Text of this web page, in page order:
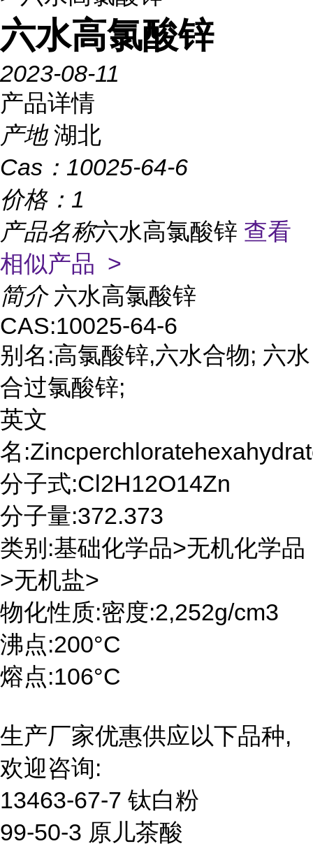
六水高氯酸锌
2023-08-11
产品详情
产地 湖北
Cas： 10025-64-6
价格： 1
产品名称六水高氯酸锌 查看
相似产品 >
简介 六水高氯酸锌
CAS:10025-64-6
别名:高氯酸锌,六水合物; 六水
合过氯酸锌;
英文
名
分子式:Cl2H12O14Zn
分子量:372.373
类别:基础化学品>无机化学品
>无机盐>
物化性质:密度:2,252g/cm3
沸点:200°C
熔点:106°C
生产厂家优惠供应以下品种,
欢迎咨询:
13463-67-7 钛白粉
99-50-3 原儿茶酸